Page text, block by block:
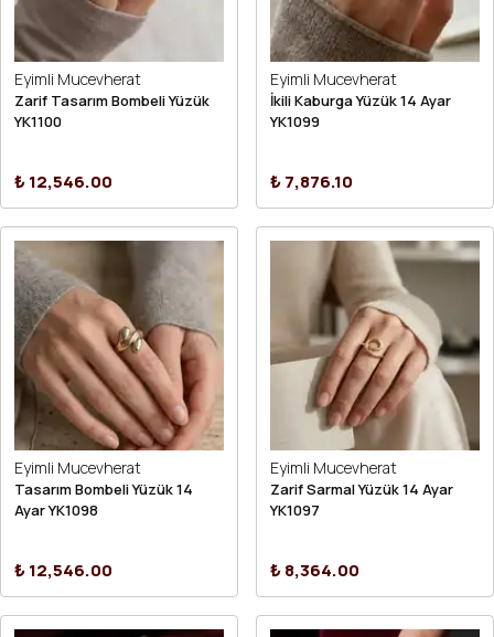
Eyimli Mucevherat
Zarif Tasarım Bombeli Yüzük
YK1100
₺ 12,546.00
Eyimli Mucevherat
İkili Kaburga Yüzük 14 Ayar
YK1099
₺ 7,876.10
Eyimli Mucevherat
Tasarım Bombeli Yüzük 14
Ayar YK1098
₺ 12,546.00
Eyimli Mucevherat
Zarif Sarmal Yüzük 14 Ayar
YK1097
₺ 8,364.00